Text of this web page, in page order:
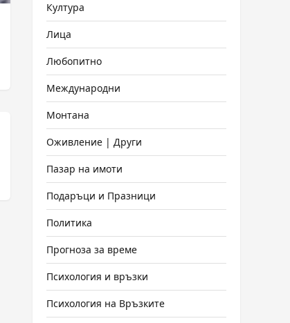
Култура
Лица
Любопитно
Международни
Монтана
Оживление | Други
Пазар на имоти
Подаръци и Празници
Политика
Прогноза за време
Психология и връзки
Психология на Връзките